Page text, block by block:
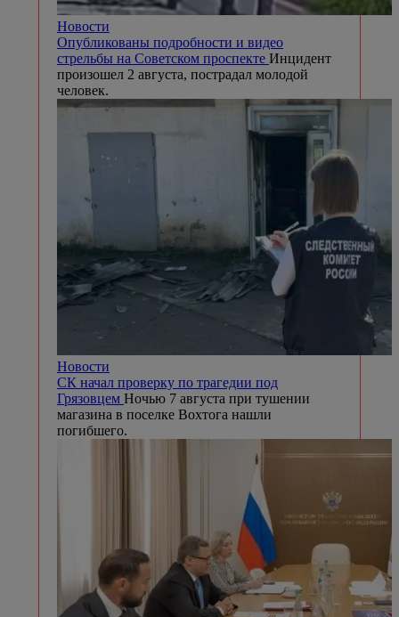
Новости
Опубликованы подробности и видео
стрельбы на Советском проспекте Инцидент
произошел 2 августа, пострадал молодой
человек.
Новости
СК начал проверку по трагедии под
Грязовцем Ночью 7 августа при тушении
магазина в поселке Вохтога нашли
погибшего.